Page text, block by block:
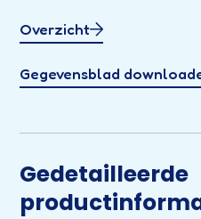
Overzicht
Gegevensblad
Gedetailleerde